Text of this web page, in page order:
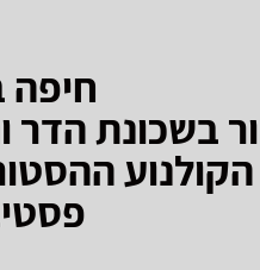
חיפה
בשכונת
הקולנוע